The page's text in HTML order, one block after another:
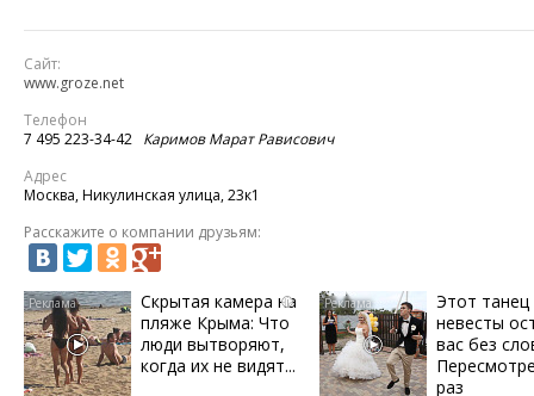
Сайт:
www.groze.net
Телефон
7 495 223-34-42 Каримов Марат Рависович
Адрес
Москва, Никулинская улица, 23к1
Расскажите о компании друзьям:
i
Скрытая камера на
пляже Крыма: Что
люди вытворяют,
когда их не видят...
Этот танец
невесты
вас без
раз